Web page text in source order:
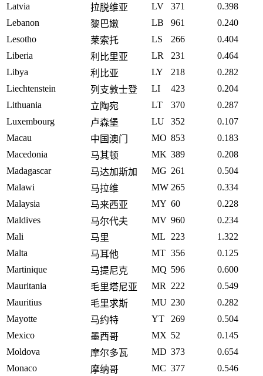
Latvia
拉脱维亚 LV 371
0.398
Lebanon
黎巴嫩 LB 961
0.240
Lesotho
莱索托 LS 266
0.404
Liberia
利比里亚 LR 231
0.464
Libya
利比亚 LY 218
0.282
Liechtenstein
列支敦士登 LI 423
0.204
Lithuania
立陶宛 LT 370
0.287
Luxembourg
卢森堡 LU 352
0.107
Macau
中国澳门 MO 853
0.183
Macedonia
马其顿 MK 389
0.208
Madagascar
马达加斯加 MG 261
0.504
Malawi
马拉维 MW 265
0.334
Malaysia
马来西亚 MY 60
0.228
Maldives
马尔代夫 MV 960
0.234
Mali
马里 ML 223
1.322
Malta
马耳他 MT 356
0.125
Martinique
马提尼克 MQ 596
0.600
Mauritania
毛里塔尼亚 MR 222
0.549
Mauritius
毛里求斯 MU 230
0.282
Mayotte
马约特 YT 269
0.504
Mexico
墨西哥 MX 52
0.145
Moldova
摩尔多瓦 MD 373
0.654
Monaco
摩纳哥 MC 377
0.546